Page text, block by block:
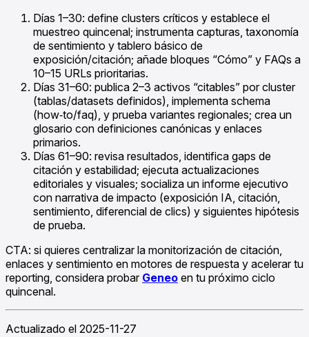
Días 1–30: define clusters críticos y establece el
muestreo quincenal; instrumenta capturas, taxonomía
de sentimiento y tablero básico de
exposición/citación; añade bloques “Cómo” y FAQs a
10–15 URLs prioritarias.
Días 31–60: publica 2–3 activos “citables” por cluster
(tablas/datasets definidos), implementa schema
(how‑to/faq), y prueba variantes regionales; crea un
glosario con definiciones canónicas y enlaces
primarios.
Días 61–90: revisa resultados, identifica gaps de
citación y estabilidad; ejecuta actualizaciones
editoriales y visuales; socializa un informe ejecutivo
con narrativa de impacto (exposición IA, citación,
sentimiento, diferencial de clics) y siguientes hipótesis
de prueba.
CTA: si quieres centralizar la monitorización de citación,
enlaces y sentimiento en motores de respuesta y acelerar tu
reporting, considera probar Geneo en tu próximo ciclo
quincenal.
Actualizado el 2025-11-27